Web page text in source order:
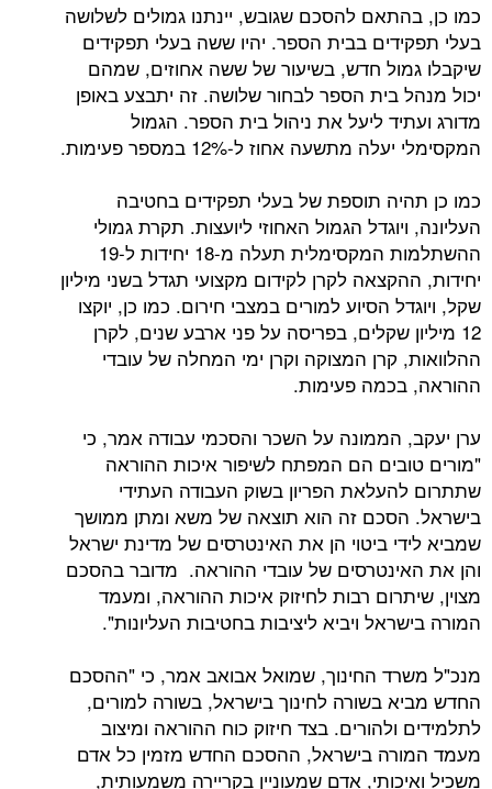
כמו כן, בהתאם להסכם שגובש, יינתנו גמולים לשלושה
בעלי תפקידים בבית הספר. יהיו ששה בעלי תפקידים
שיקבלו גמול חדש, בשיעור של ששה אחוזים, שמהם
יכול מנהל בית הספר לבחור שלושה. זה יתבצע באופן
מדורג ועתיד ליעל את ניהול בית הספר. הגמול
המקסימלי יעלה מתשעה אחוז ל-12% במספר פעימות.
כמו כן תהיה תוספת של בעלי תפקידים בחטיבה
העליונה, ויוגדל הגמול האחוזי ליועצות. תקרת גמולי
ההשתלמות המקסימלית תעלה מ-18 יחידות ל-19
יחידות, ההקצאה לקרן לקידום מקצועי תגדל בשני מיליון
שקל, ויוגדל הסיוע למורים במצבי חירום. כמו כן, יוקצו
12 מיליון שקלים, בפריסה על פני ארבע שנים, לקרן
ההלוואות, קרן המצוקה וקרן ימי המחלה של עובדי
ההוראה, בכמה פעימות.
ערן יעקב, הממונה על השכר והסכמי עבודה אמר, כי
"מורים טובים הם המפתח לשיפור איכות ההוראה
שתתרום להעלאת הפריון בשוק העבודה העתידי
בישראל. הסכם זה הוא תוצאה של משא ומתן ממושך
שמביא לידי ביטוי הן את האינטרסים של מדינת ישראל
והן את האינטרסים של עובדי ההוראה. מדובר בהסכם
מצוין, שיתרום רבות לחיזוק איכות ההוראה, ומעמד
המורה בישראל ויביא ליציבות בחטיבות העליונות".
מנכ"ל משרד החינוך, שמואל אבואב אמר, כי "ההסכם
החדש מביא בשורה לחינוך בישראל, בשורה למורים,
לתלמידים ולהורים. בצד חיזוק כוח ההוראה ומיצוב
מעמד המורה בישראל, ההסכם החדש מזמין כל אדם
משכיל ואיכותי, אדם שמעוניין בקריירה משמעותית,